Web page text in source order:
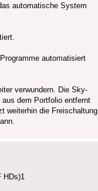
automatische System
automatisiert
verwundern. Die Sky-
dem Portfolio entfernt
weiterhin die Freischaltung
HDs)1